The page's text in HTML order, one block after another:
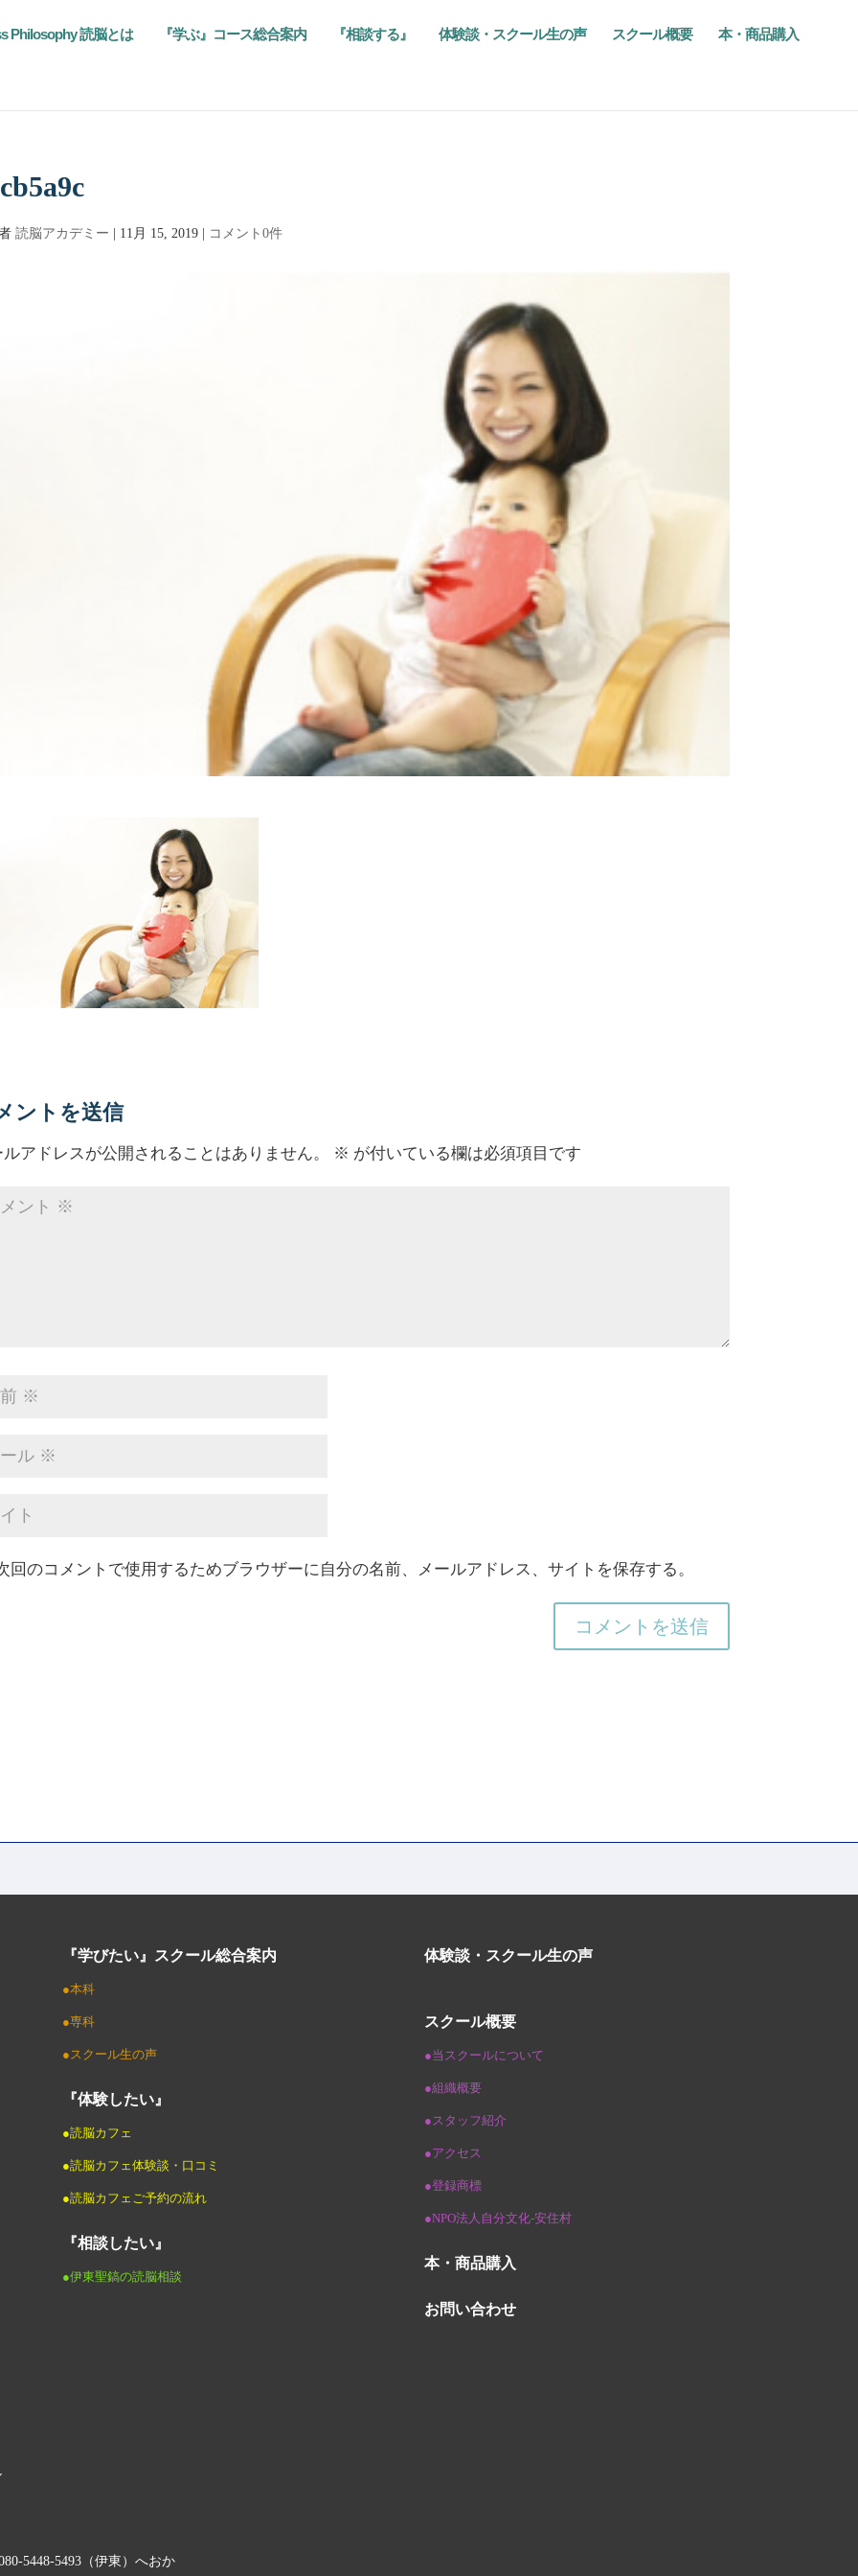
Philosophy 読脳とは 『学ぶ』コース総合案内 『相談する』 体験談・スクール生の声 スクール概要 本・商品購入
読脳アカデミー 11月 15, 2019| コメント0件
ントを送信
アドレスが公開されることはありません。 ※ が付いている欄は必須項目です
回のコメントで使用するためブラウザーに自分の名前、メールアドレス、サイトを保存する。
『学びたい』スクール総合案内
●本科
●専科
●スクール生の声
『体験したい』
●読脳カフェ
●読脳カフェ体験談・口コミ
●読脳カフェご予約の流れ
『相談したい』
●伊東聖鎬の読脳相談
体験談・スクール生の声
スクール概要
●当スクールについて
●組織概要
●スタッフ紹介
●アクセス
●登録商標
●NPO法人自分文化-安住村
本・商品購入
お問い合わせ
5448-5493（伊東）へおか